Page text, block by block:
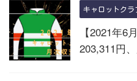
キャロットクラ
【2021年6
203,311円